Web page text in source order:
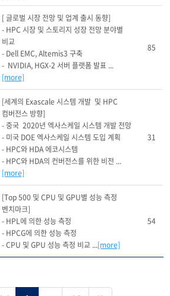
[ 글로벌 시장 전망 및 업계 출시 동향]
- HPC 시장 및 스토리지 성장 전망 분야별
비교
- Dell EMC, Altemis3 구축
-  NVIDIA, HGX-2 서버 플랫폼 발표 ...
[more]
85
[세계의 Exascale 시스템 개발  및 HPC
컴버전스 방향]
- 중국  2020년 엑사스케일 시스템 개발 전망
- 미국 DOE 엑사스케일 시스템 도입 계획
- HPC와 HDA 에코시스템
- HPC와 HDA의 컨버전스를 위한 비전 ...
[more]
31
[Top 500 및 CPU 및 GPU별 성능 측정
벤치마크]
- HPL에 의한 성능 측정
- HPCG에 의한 성능 측정
- CPU 및 GPU 성능 측정 비교 ...[more]
54